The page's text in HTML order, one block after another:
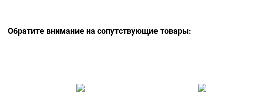
Обратите внимание на сопутствующие товары: